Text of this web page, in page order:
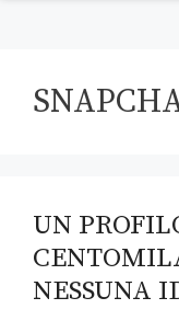
UN
NESSUNA